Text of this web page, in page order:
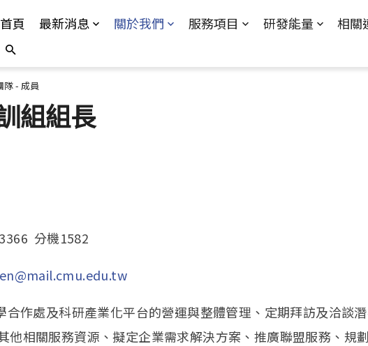
首頁 最新消息 關於我們 服務項目 研發能量 相關
隊- 成員
組組長
分機1582
合作處及科研產業化平台的營運與整體管理、定期拜訪及洽談
他相關服務資源、擬定企業需求解決方案、推廣聯盟服務、規